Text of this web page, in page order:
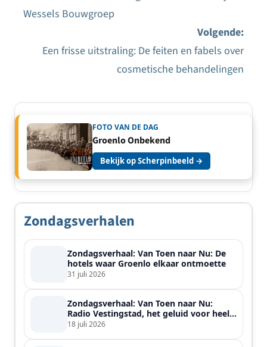
Bericht
Wessels Bouwgroep
Volgende:
Een frisse uitstraling: De feiten en fabels over
cosmetische behandelingen
FOTO VAN DE DAG
Groenlo Onbekend
Bekijk op Scherpinbeeld →
Zondagsverhalen
Zondagsverhaal: Van Toen naar Nu: De
hotels waar Groenlo elkaar ontmoette
31 juli 2026
Zondagsverhaal: Van Toen naar Nu:
Radio Vestingstad, het geluid voor heel
de streek
18 juli 2026